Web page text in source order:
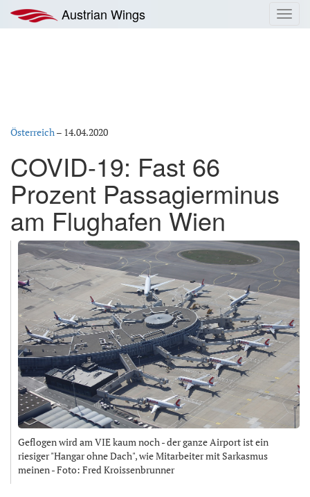
Inhalt
springen
Austrian Wings
Österreich– 14.04.2020
COVID-19: Fast 66
Prozent Passagierminus
am Flughafen Wien
Geflogen wird am VIE kaum noch - der ganze Airport ist ein
riesiger "Hangar ohne Dach", wie Mitarbeiter mit Sarkasmus
meinen - Foto: Fred Kroissenbrunner